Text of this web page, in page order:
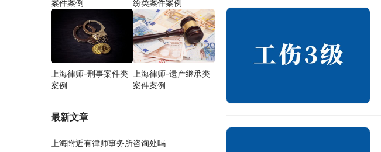
案件案例
纷类案件案例
上海律师-刑事案件类
案例
上海律师-遗产继承类
案件案例
最新文章
上海附近有律师事务所咨询处吗